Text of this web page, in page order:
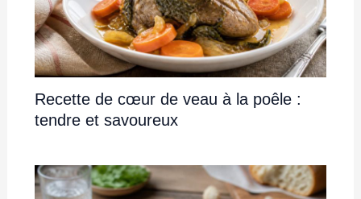
Recette de cœur de veau à la poêle :
tendre et savoureux